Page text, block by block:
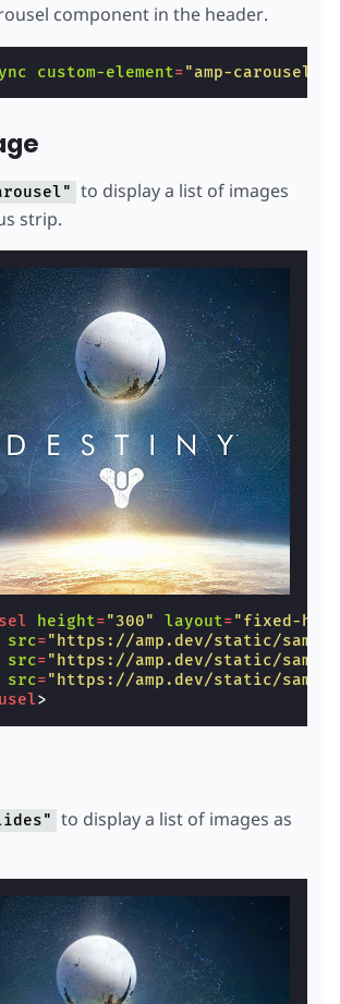
component in the header.
custom-element="amp-carousel"
to display a list of images
strip.
height="300" layout="fixed-
src="https://amp.dev/static/
src="https://amp.dev/static/
src="https://amp.dev/static/
>
to display a list of images as